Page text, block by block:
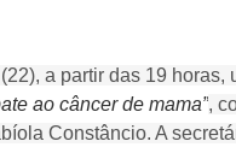
a partir das 19 horas,
ao câncer de mama”,
Constâncio. A